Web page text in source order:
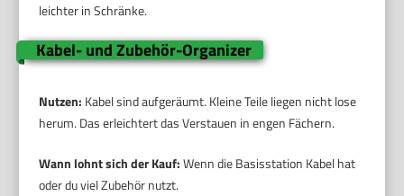
leichter in Schränke.
Kabel- und Zubehör-Organizer
Nutzen: Kabel sind aufgeräumt. Kleine Teile liegen nicht lose
herum. Das erleichtert das Verstauen in engen Fächern.
Wann lohnt sich der Kauf:Wenn die Basisstation Kabel hat
oder du viel Zubehör nutzt.